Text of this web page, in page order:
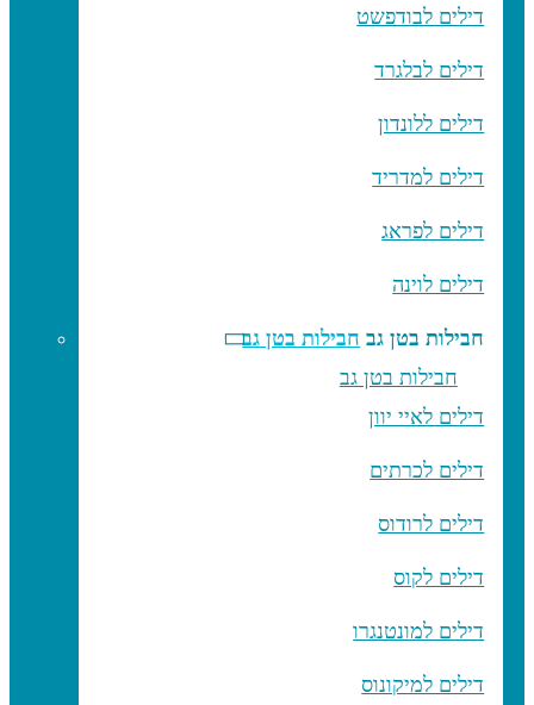
דילים לבודפשט
דילים לבלגרד
דילים ללונדון
דילים למדריד
דילים לפראג
דילים לוינה
חבילות בטן גב חבילות בטן גב
חבילות בטן גב
דילים לאיי יוון
דילים לכרתים
דילים לרודוס
דילים לקוס
דילים למונטנגרו
דילים למיקונוס